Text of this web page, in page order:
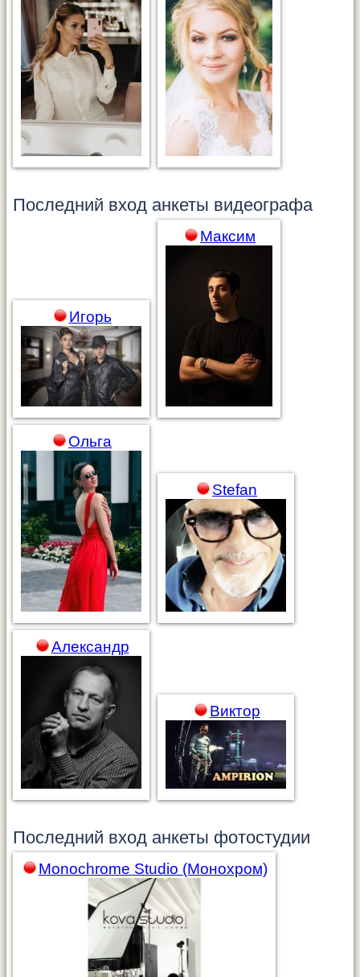
Последний вход анкеты видеографа
Игорь
Максим
Ольга
Stefan
Александр
Виктор
Последний вход анкеты фотостудии
Monochrome Studio (Монохром)